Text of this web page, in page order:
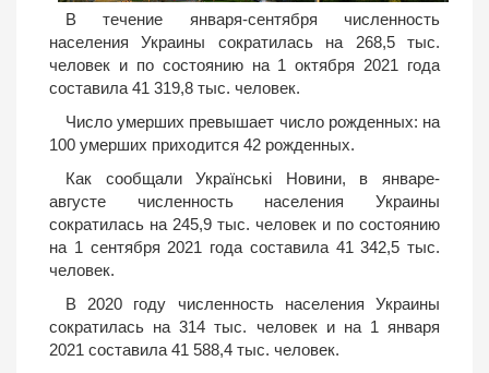
В течение января-сентября численность
населения Украины сократилась на 268,5 тыс.
человек и по состоянию на 1 октября 2021 года
составила 41 319,8 тыс. человек.
Число умерших превышает число рожденных: на
100 умерших приходится 42 рожденных.
Как сообщали Українські Новини, в январе-
августе численность населения Украины
сократилась на 245,9 тыс. человек и по состоянию
на 1 сентября 2021 года составила 41 342,5 тыс.
человек.
В 2020 году численность населения Украины
сократилась на 314 тыс. человек и на 1 января
2021 составила 41 588,4 тыс. человек.